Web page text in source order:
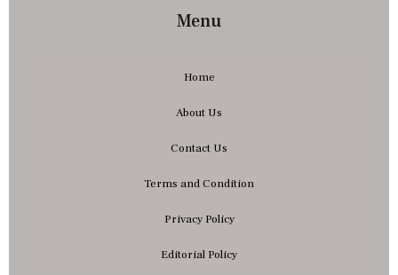
Menu
Home
About Us
Contact Us
Terms and Condition
Privacy Policy
Editorial Policy